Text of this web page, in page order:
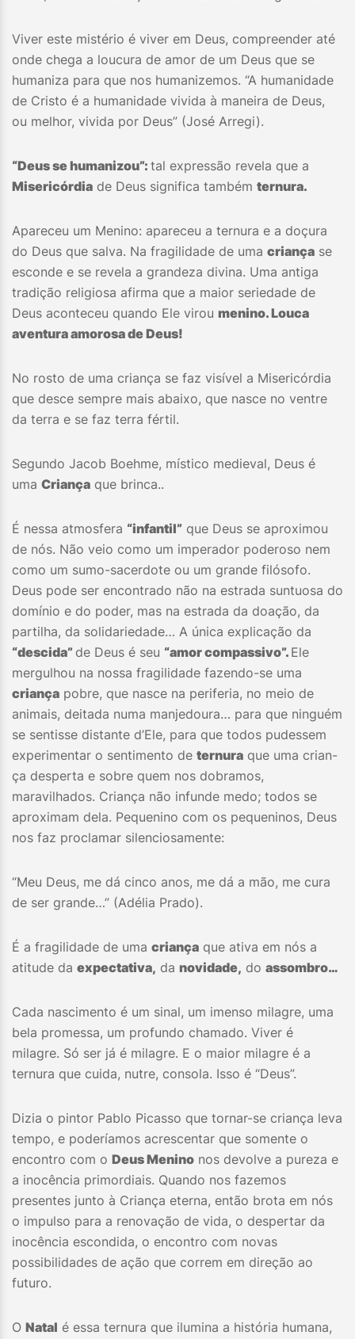
Viver este mistério é viver em Deus, compreender até
onde chega a loucura de amor de um Deus que se
humaniza para que nos humanizemos. “A humanidade
de Cristo é a humanidade vivida à maneira de Deus,
ou melhor, vivida por Deus” (José Arregi).
“Deus se humanizou”: tal expressão revela que a
Misericórdia de Deus significa também ternura.
Apareceu um Menino: apareceu a ternura e a doçura
do Deus que salva. Na fragilidade de uma criança se
esconde e se revela a grandeza divina. Uma antiga
tradição religiosa afirma que a maior seriedade de
Deus aconteceu quando Ele virou menino. Louca
aventura amorosa de Deus!
No rosto de uma criança se faz visível a Misericórdia
que desce sempre mais abaixo, que nasce no ventre
da terra e se faz terra fértil.
Segundo Jacob Boehme, místico medieval, Deus é
uma Criança que brinca..
É nessa atmosfera “infantil” que Deus se aproximou
de nós. Não veio como um imperador poderoso nem
como um sumo-sacerdote ou um grande filósofo.
Deus pode ser encontrado não na estrada suntuosa do
domínio e do poder, mas na estrada da doação, da
partilha, da solidariedade… A única explicação da
“descida”de Deus é seu “amor compassivo”. Ele
mergulhou na nossa fragilidade fazendo-se uma
criança pobre, que nasce na periferia, no meio de
animais, deitada numa manjedoura… para que ninguém
se sentisse distante d’Ele, para que todos pudessem
experimentar o sentimento de ternura que uma crian-
ça desperta e sobre quem nos dobramos,
maravilhados. Criança não infunde medo; todos se
aproximam dela. Pequenino com os pequeninos, Deus
nos faz proclamar silenciosamente:
“Meu Deus, me dá cinco anos, me dá a mão, me cura
de ser grande…” (Adélia Prado).
É a fragilidade de uma criança que ativa em nós a
atitude da expectativa, da novidade, do assombro…
Cada nascimento é um sinal, um imenso milagre, uma
bela promessa, um profundo chamado. Viver é
milagre. Só ser já é milagre. E o maior milagre é a
ternura que cuida, nutre, consola. Isso é “Deus”.
Dizia o pintor Pablo Picasso que tornar-se criança leva
tempo, e poderíamos acrescentar que somente o
encontro com o Deus Menino nos devolve a pureza e
a inocência primordiais. Quando nos fazemos
presentes junto à Criança eterna, então brota em nós
o impulso para a renovação de vida, o despertar da
inocência escondida, o encontro com novas
possibilidades de ação que correm em direção ao
futuro.
O Natal é essa ternura que ilumina a história humana,